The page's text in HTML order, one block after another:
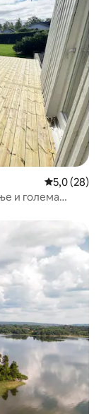
Просечна
5,0 (28)
и голема